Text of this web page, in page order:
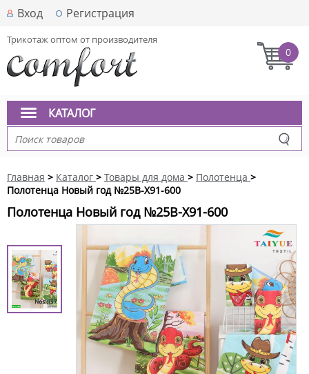
Вход Регистрация
Трикотаж оптом от производителя
0
КАТАЛОГ
Главная > Каталог > Товары для дома > Полотенца >
Полотенца Новый год №25B-X91-600
Полотенца Новый год №25B-X91-600